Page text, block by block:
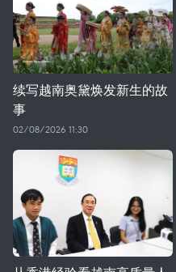
续写越南奥黛焕发新生的故
事
02/08/2026 11:30